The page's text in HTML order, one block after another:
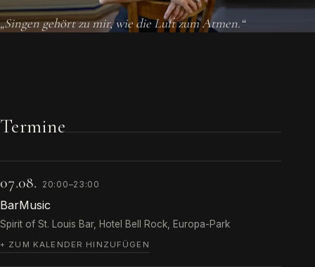
„Singen gehört zu mir, wie die Luft zum Atmen.“
Termine
07.08. 20:00–23:00
BarMusic
Spirit of St. Louis Bar, Hotel Bell Rock, Europa-Park
+ ZUM KALENDER HINZUFÜGEN